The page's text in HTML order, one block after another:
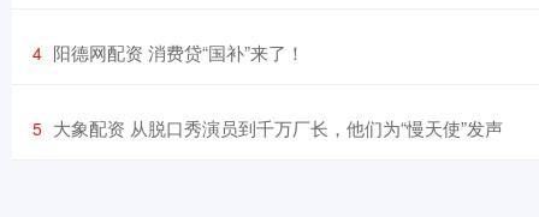
4 ​阳德网配资 消费贷“国补”来了！
5 ​大象配资 从脱口秀演员到千万厂长，他们为“慢天使”发声